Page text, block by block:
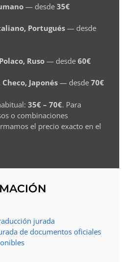
— desde 35€
Portugués — desde
Ruso — desde 60€
Japonés — desde 70€
35€ – 70€. Para
o combinaciones
el precio exacto en el
jurada
de documentos oficiales